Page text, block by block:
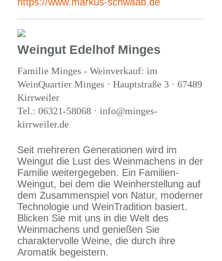
Weingut Edelhof Minges
Familie Minges - Weinverkauf: im
WeinQuartier Minges · Hauptstraße 3 · 67489
Kirrweiler
Tel.: 06321-58068 · info@minges-
kirrweiler.de
Seit mehreren Generationen wird im
Weingut die Lust des Weinmachens in der
Familie weitergegeben. Ein Familien-
Weingut, bei dem die Weinherstellung auf
dem Zusammenspiel von Natur, moderner
Technologie und WeinTradition basiert.
Blicken Sie mit uns in die Welt des
Weinmachens und genießen Sie
charaktervolle Weine, die durch ihre
Aromatik begeistern.